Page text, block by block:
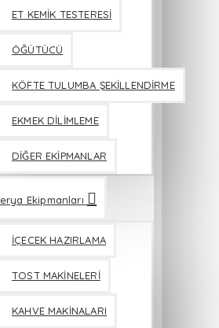
ET KEMİK TESTERESİ
ÖĞÜTÜCÜ
KÖFTE TULUMBA ŞEKİLLENDİRME
EKMEK DİLİMLEME
DİĞER EKİPMANLAR
Ekipmanları
İÇECEK HAZIRLAMA
TOST MAKİNELERİ
KAHVE MAKİNALARI